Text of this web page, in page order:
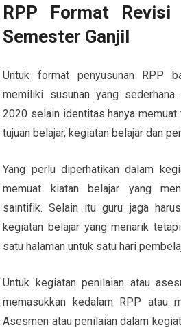
RPP Format
Semester Ganjil
Untuk format penyusunan RPP
memiliki susunan yang
2020 selain identitas hanya
tujuan belajar, kegiatan belajar dan
Yang perlu diperhatikan dalam
memuat kiatan belajar yang
saintifik. Selain itu guru jaga
kegiatan belajar yang menarik
satu halaman untuk satu hari
Untuk kegiatan penilaian atau
memasukkan kedalam RPP atau
Asesmen atau penilaian dalam